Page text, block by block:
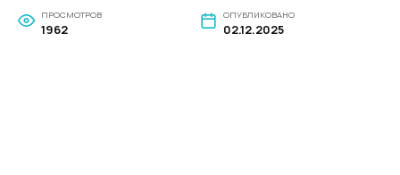
ПРОСМОТРОВ
1962
ОПУБЛИКОВАНО
02.12.2025